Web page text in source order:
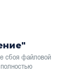
сбоя файловой